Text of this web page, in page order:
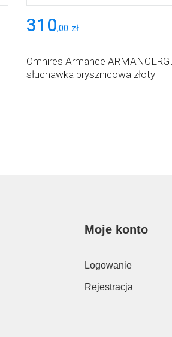
310,00 zł
Omnires Armance ARMANCERGL
słuchawka prysznicowa złoty
Moje konto
Logowanie
Rejestracja